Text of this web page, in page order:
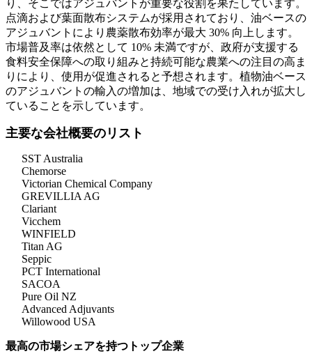
り、そこではアジュバントが重要な役割を果たしています。
点滴および葉面散布システムが採用されており、油ベースの
アジュバントにより農薬散布効率が最大 30% 向上します。
市場普及率は依然として 10% 未満ですが、政府が支援する
食料安全保障への取り組みと持続可能な農業への注目の高ま
りにより、使用が促進されると予想されます。植物油ベース
のアジュバントの輸入の増加は、地域での受け入れが拡大し
ていることを示しています。
主要な会社概要のリスト
SST Australia
Chemorse
Victorian Chemical Company
GREVILLIA AG
Clariant
Vicchem
WINFIELD
Titan AG
Seppic
PCT International
SACOA
Pure Oil NZ
Advanced Adjuvants
Willowood USA
最高の市場シェアを持つトップ企業